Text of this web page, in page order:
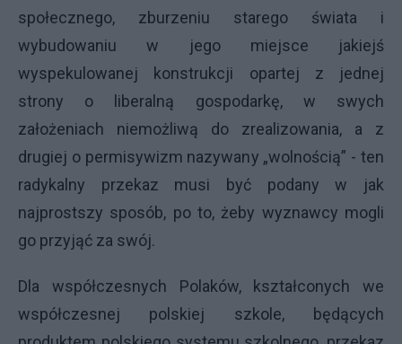
społecznego, zburzeniu starego świata i
wybudowaniu w jego miejsce jakiejś
wyspekulowanej konstrukcji opartej z jednej
strony o liberalną gospodarkę, w swych
założeniach niemożliwą do zrealizowania, a z
drugiej o permisywizm nazywany „wolnością” - ten
radykalny przekaz musi być podany w jak
najprostszy sposób, po to, żeby wyznawcy mogli
go przyjąć za swój.
Dla współczesnych Polaków, kształconych we
współczesnej polskiej szkole, będących